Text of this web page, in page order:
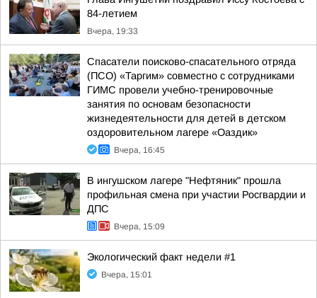
84-летием
Вчера, 19:33
Спасатели поисково-спасательного отряда
(ПСО) «Таргим» совместно с сотрудниками
ГИМС провели учебно-тренировочные
занятия по основам безопасности
жизнедеятельности для детей в детском
оздоровительном лагере «Оаздик»
Вчера, 16:45
В ингушском лагере "Нефтяник" прошла
профильная смена при участии Росгвардии и
ДПС
Вчера, 15:09
Экологический факт недели #1
Вчера, 15:01